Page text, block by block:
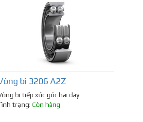
bi 3206 A2Z
bi tiếp xúc góc hai dãy
trạng: Còn hàng